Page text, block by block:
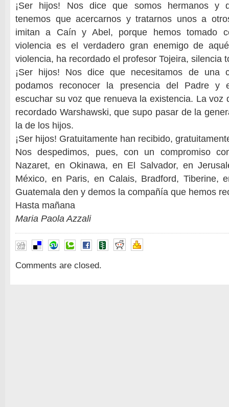
¡Ser hijos! Nos dice que somos hermanos y
tenemos que acercarnos y tratarnos unos a
imitan a Caín y Abel, porque hemos tomado
violencia es el verdadero gran enemigo de
violencia, ha recordado el profesor Tojeira, silencia
¡Ser hijos! Nos dice que necesitamos de una
podamos reconocer la presencia del Padre y
escuchar su voz que renueva la existencia. La voz
recordado Warshawski, que supo pasar de la
la de los hijos.
¡Ser hijos! Gratuitamente han recibido,
Nos despedimos, pues, con un compromiso
Nazaret, en Okinawa, en El Salvador, en
México, en Paris, en Calais, Bradford, Tiberine,
Guatemala den y demos la compañía que hemos
Hasta mañana
Maria Paola Azzali
Comments are closed.